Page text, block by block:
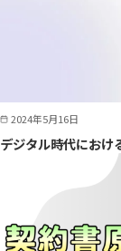
2024年5月16日
デジタル時代におけ